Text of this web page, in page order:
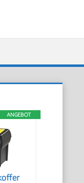
ANGEBOT